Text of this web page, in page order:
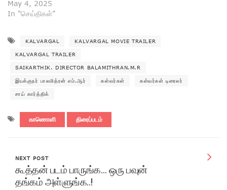
May 4, 2025
In "செய்திகள்"
KALVARGAL KALVARGAL MOVIE TRAILER
KALVARGAL TRAILER
SAIKARTHIK. DIRECTOR BALAMITHRAN.M.R
இயக்குநர் பாலமித்ரன் எம்.ஆர் கள்வர்கள் கள்வர்கள் டிரைலர்
சாய் கார்த்திக்
காணொளி திரைப்படம்
NEXT POST
கூத்தன் படம் பாருங்க… ஒரு பவுன்
தங்கம் அள்ளுங்க..!